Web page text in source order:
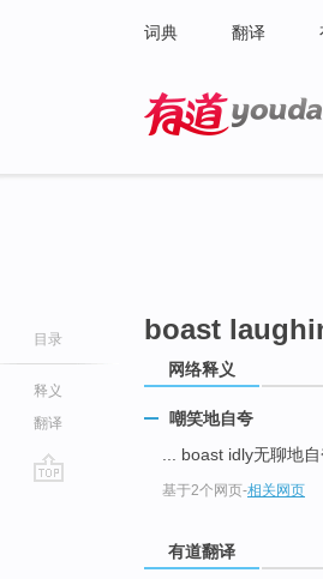
词典 翻译
目录
释义
翻译
boast
网络释义
嘲笑地自夸
... boast idly无聊地
基于2个网页-相关网页
有道翻译